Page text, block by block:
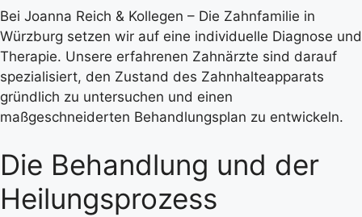
Bei Joanna Reich & Kollegen – Die Zahnfamilie in
Würzburg setzen wir auf eine individuelle Diagnose und
Therapie. Unsere erfahrenen Zahnärzte sind darauf
spezialisiert, den Zustand des Zahnhalteapparats
gründlich zu untersuchen und einen
maßgeschneiderten Behandlungsplan zu entwickeln.
Die Behandlung und der
Heilungsprozess